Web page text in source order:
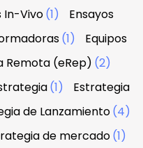
In-Vivo(1)
Ensayos
(1)
Equipos
Remota (eRep) (2)
(1)
Estrategia
de Lanzamiento(4)
de mercado(1)